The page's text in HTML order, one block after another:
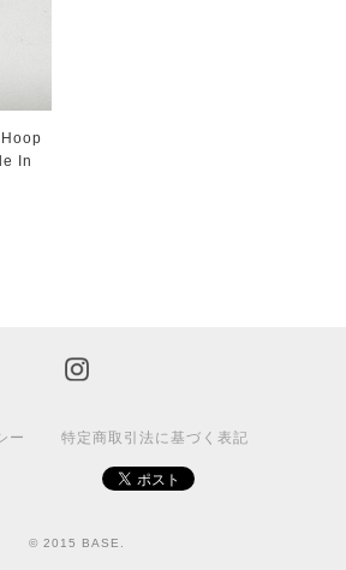
In
ー 特定商取引法に基づく表記
© 2015 BASE.